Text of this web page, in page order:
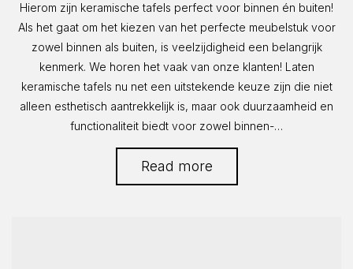
Hierom zijn keramische tafels perfect voor binnen én buiten!
Als het gaat om het kiezen van het perfecte meubelstuk voor
zowel binnen als buiten, is veelzijdigheid een belangrijk
kenmerk. We horen het vaak van onze klanten! Laten
keramische tafels nu net een uitstekende keuze zijn die niet
alleen esthetisch aantrekkelijk is, maar ook duurzaamheid en
functionaliteit biedt voor zowel binnen-…
Read more